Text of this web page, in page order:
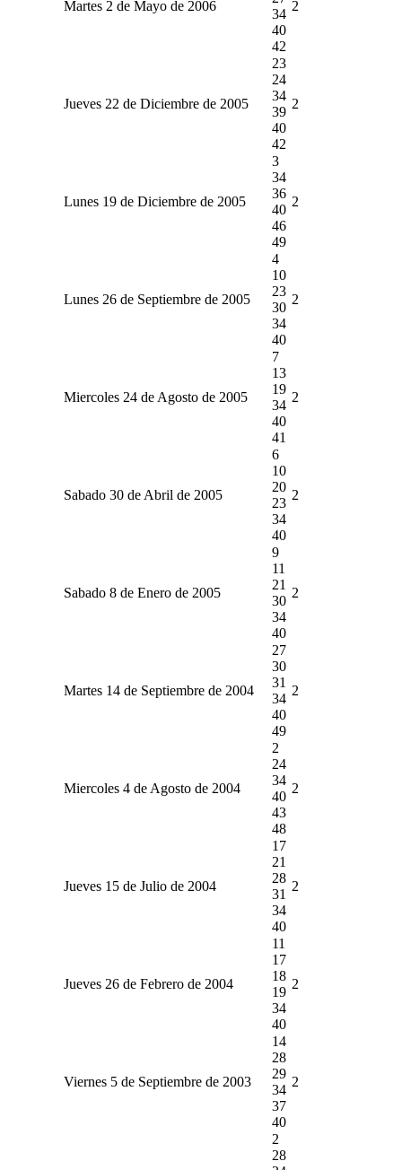
Martes 2 de Mayo de 2006
34
40
42
2
Jueves 22 de Diciembre de 2005
23
24
34
39
40
42
2
Lunes 19 de Diciembre de 2005
3
34
36
40
46
49
2
Lunes 26 de Septiembre de 2005
4
10
23
30
34
40
2
Miercoles 24 de Agosto de 2005
7
13
19
34
40
41
2
Sabado 30 de Abril de 2005
6
10
20
23
34
40
2
Sabado 8 de Enero de 2005
9
11
21
30
34
40
2
Martes 14 de Septiembre de 2004
27
30
31
34
40
49
2
Miercoles 4 de Agosto de 2004
2
24
34
40
43
48
2
Jueves 15 de Julio de 2004
17
21
28
31
34
40
2
Jueves 26 de Febrero de 2004
11
17
18
19
34
40
2
Viernes 5 de Septiembre de 2003
14
28
29
34
37
40
2
2
28